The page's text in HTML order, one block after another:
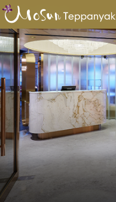
Notice